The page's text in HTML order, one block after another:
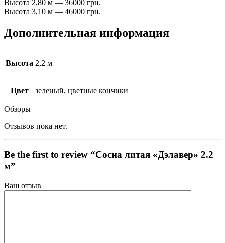
Высота 2,80 м — 36000 грн.
Высота 3,10 м — 46000 грн.
Дополнительная информация
Высота 2,2 м
Цвет зеленый, цветные кончики
Обзоры
Отзывов пока нет.
Be the first to review “Сосна литая «Дэлавер» 2.2
м”
Ваш отзыв